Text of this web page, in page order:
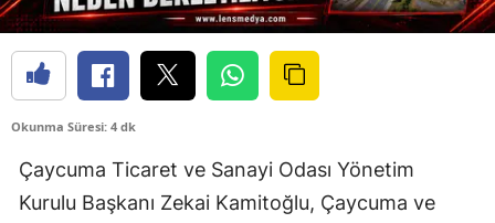
Okunma Süresi: 4 dk
Çaycuma Ticaret ve Sanayi Odası Yönetim
Kurulu Başkanı Zekai Kamitoğlu, Çaycuma ve